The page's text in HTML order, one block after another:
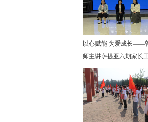
以心赋能 为爱成长——
师主讲萨提亚六期家长
圆满落幕